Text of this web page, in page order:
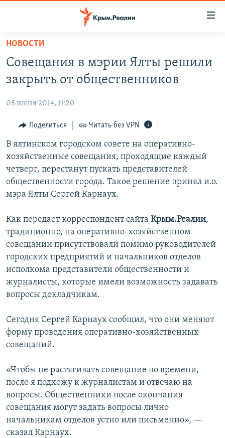
Вернуться
основному
содержанию
Вернутся
навигации
Вернутся
поиску
СПЕЦПРОЕКТЫ
КАРТА ВОЕННЫХ ОБЪЕКТОВ КРЫМА
11 ЛЕТ ОККУПАЦИИ КРЫМА. 11 ИСТОРИЙ СОПРОТИВЛЕНИЯ
ВОДА
ИСТОРИЯ
ЕЩЕ
ИНТЕРАКТИВ
ТЕЛЕПРОЕКТ КРЫМ.РЕАЛИИ
СОВЕТЫ ПРАВОЗАЩИТНИКОВ
ПРОПАВШИЕ БЕЗ ВЕСТИ
ПОБЕДИТЕЛЕЙ НЕ СУДЯТ?
ELIFBE
УКРАИНСКАЯ ПРОБЛЕМА КРЫМА
РАДІО СВОБОДА
КАК ОБОЙТИ БЛОКИРОВКУ
Українською
ПРИСОЕДИНЯЙТЕСЬ!
Все сайты RFE/RL
НОВОСТИ
Совещания в мэрии Ялты решили
закрыть от общественников
05 июня 2014, 11:20
Поделиться Читать без VPN
В ялтинском городском совете на оперативно-
хозяйственные совещания, проходящие каждый
четверг, перестанут пускать представителей
общественности города. Такое решение принял и.о.
мэра Ялты Сергей Карнаух.
Как передает корреспондент сайта Крым.Реалии,
традиционно, на оперативно-хозяйственном
совещании присутствовали помимо руководителей
городских предприятий и начальников отделов
исполкома представители общественности и
журналисты, которые имели возможность задавать
вопросы докладчикам.
Сегодня Сергей Карнаух сообщил, что они меняют
форму проведения оперативно-хозяйственных
совещаний.
«Чтобы не растягивать совещание по времени,
после я подхожу к журналистам и отвечаю на
вопросы. Общественники после окончания
совещания могут задать вопросы лично
начальникам отделов устно или письменно», —
сказал Карнаух.